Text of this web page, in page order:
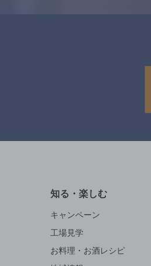
知る・楽しむ
キャンペーン
工場見学
お料理・お酒レシピ